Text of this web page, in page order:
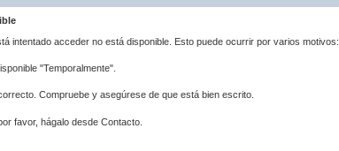
intentado acceder no está disponible. Esto puede ocurrir por varios motivos:
"Temporalmente".
Compruebe y asegúrese de que está bien escrito.
favor, hágalo desde Contacto.